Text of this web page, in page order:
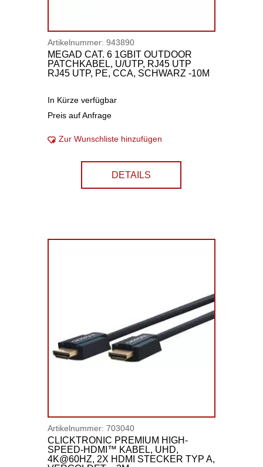
Artikelnummer: 943890
MEGAD CAT. 6 1GBIT OUTDOOR
PATCHKABEL, U/UTP, RJ45 UTP
RJ45 UTP, PE, CCA, SCHWARZ -10M
In Kürze verfügbar
Preis auf Anfrage
Zur Wunschliste hinzufügen
DETAILS
Artikelnummer: 703040
CLICKTRONIC PREMIUM HIGH-
SPEED-HDMI™ KABEL, UHD,
4K@60HZ, 2X HDMI STECKER TYP A,